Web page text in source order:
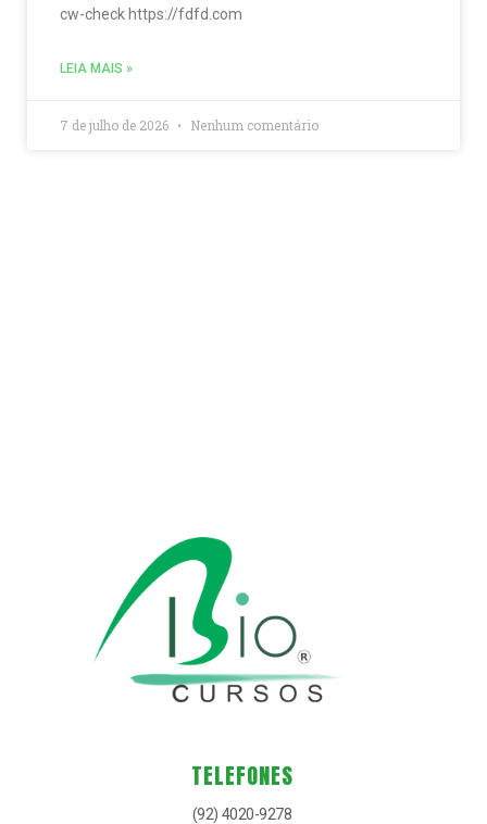
cw-check https://fdfd.com
LEIA MAIS »
7 de julho de 2026 Nenhum comentário
TELEFONES
(92) 4020-9278